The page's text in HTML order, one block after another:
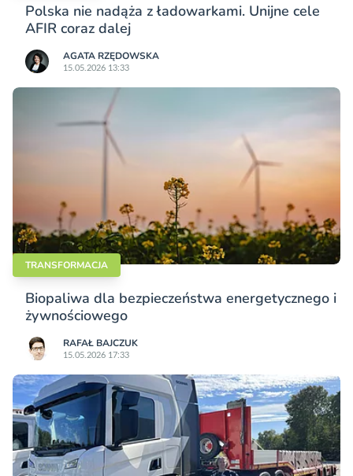
Polska nie nadąża z ładowarkami. Unijne cele
AFIR coraz dalej
AGATA RZĘDOWSKA
15.05.2026 13:33
TRANSFORMACJA
Biopaliwa dla bezpieczeństwa energetycznego i
żywnościowego
RAFAŁ BAJCZUK
15.05.2026 17:33